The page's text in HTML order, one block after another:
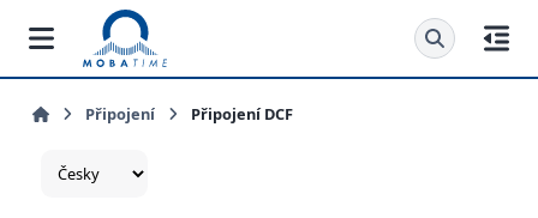
Připojení Připojení DCF